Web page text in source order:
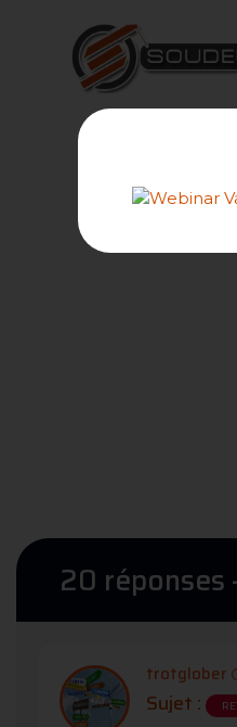
20 réponses
trotglober
Sujet :